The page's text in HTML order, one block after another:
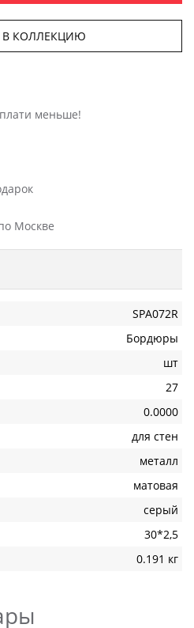
В КОЛЛЕКЦИЮ
меньше!
Москве
SPA072R
Бордюры
шт
27
0.0000
для стен
металл
матовая
серый
30*2,5
0.191 кг